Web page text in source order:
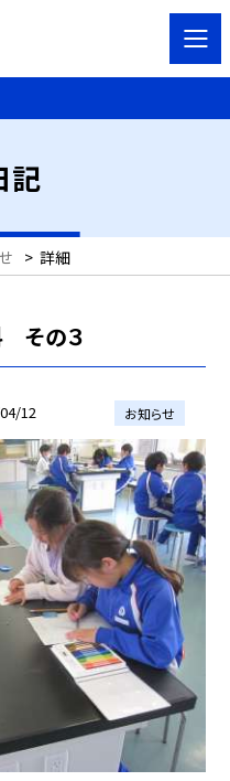
記
> 詳細
その３
12 お知らせ